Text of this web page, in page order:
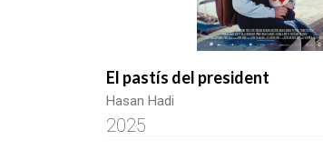
El pastís del president
Hasan Hadi
2025